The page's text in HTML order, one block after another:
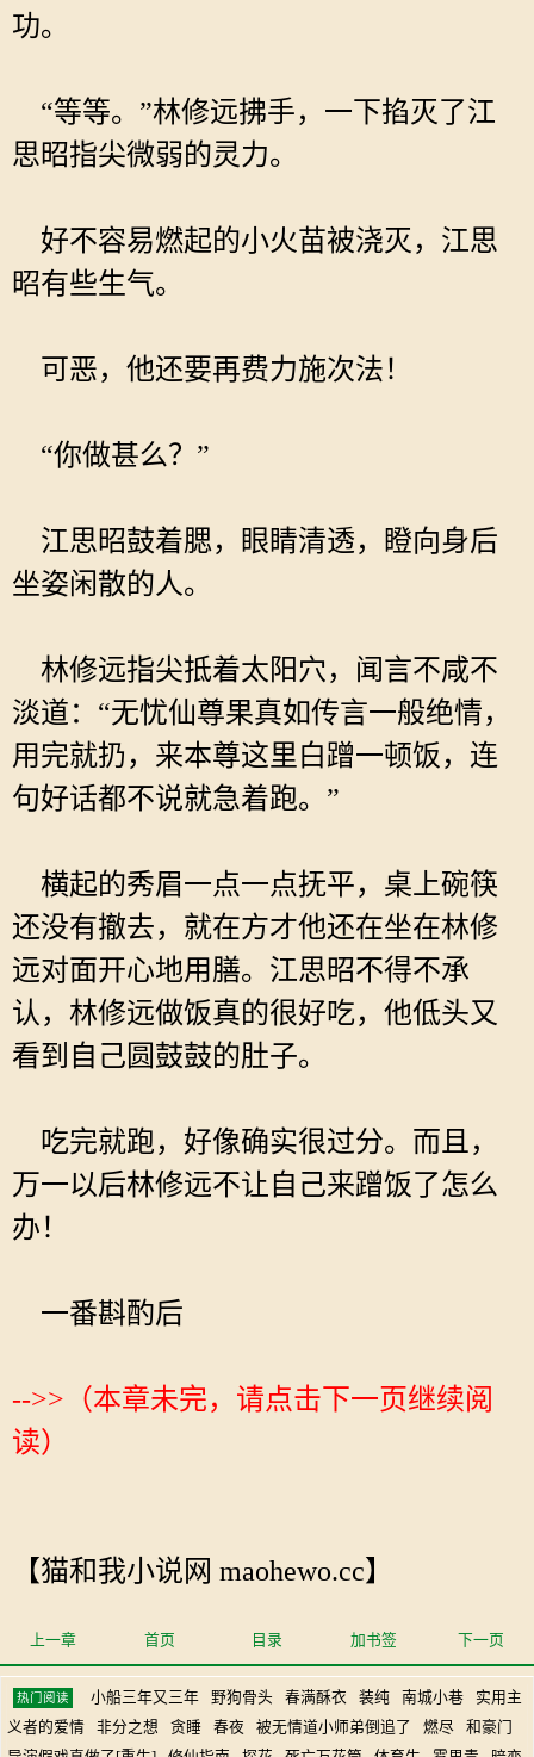
功。
“等等。”林修远拂手，一下掐灭了江
思昭指尖微弱的灵力。
好不容易燃起的小火苗被浇灭，江思
昭有些生气。
可恶，他还要再费力施次法！
“你做甚么？”
江思昭鼓着腮，眼睛清透，瞪向身后
坐姿闲散的人。
林修远指尖抵着太阳穴，闻言不咸不
淡道：“无忧仙尊果真如传言一般绝情，
用完就扔，来本尊这里白蹭一顿饭，连
句好话都不说就急着跑。”
横起的秀眉一点一点抚平，桌上碗筷
还没有撤去，就在方才他还在坐在林修
远对面开心地用膳。江思昭不得不承
认，林修远做饭真的很好吃，他低头又
看到自己圆鼓鼓的肚子。
吃完就跑，好像确实很过分。而且，
万一以后林修远不让自己来蹭饭了怎么
办！
一番斟酌后
-->>（本章未完，请点击下一页继续阅
读）
【猫和我小说网 maohewo.cc】
上一章 首页 目录 加书签 下一页
热门阅读 小船三年又三年 野狗骨头 春满酥衣 装纯 南城小巷
实用主
义者的爱情
非分之想 贪睡 春夜 被无情道小师弟倒追了 燃尽
和豪门